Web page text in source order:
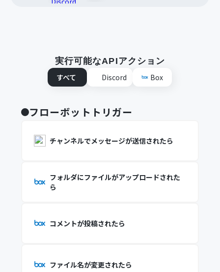
実行可能なAPIアクション
すべて
Discord Box
フローボットトリガー
チャンネルでメッセージが送信されたら
フォルダにファイルがアップロードされた
ら
コメントが投稿されたら
ファイル名が変更されたら